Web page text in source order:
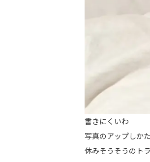
書きにくいわ
写真のアップしか
休みそうそうのト